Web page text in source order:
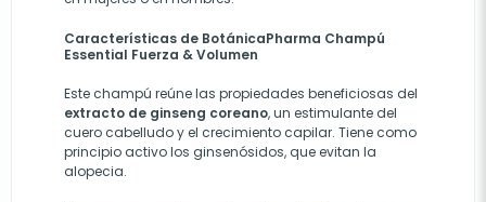
Características de BotánicaPharma Champú
Essential Fuerza & Volumen
Este champú reúne las propiedades beneficiosas del
extracto de ginseng coreano, un estimulante del
cuero cabelludo y el crecimiento capilar. Tiene como
principio activo los ginsenósidos, que evitan la
alopecia.